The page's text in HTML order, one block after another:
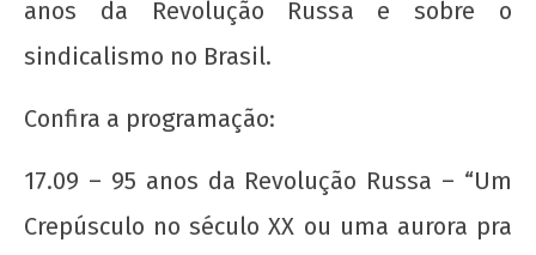
Nota Política da UJC SE - Nas eleições para o
escancara o oportunismo da majoritária da
UNE!
anos da Revolução Russa e sobre o
sindicalismo no Brasil.
Confira a programação:
17.09 – 95 anos da Revolução Russa – “Um
Crepúsculo no século XX ou uma aurora pra